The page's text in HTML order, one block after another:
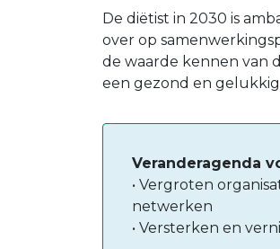
De diëtist in 2030 is
over op
de waarde kennen van
een gezond en
Veranderagenda
• Vergroten
netwerken
• Versterken en